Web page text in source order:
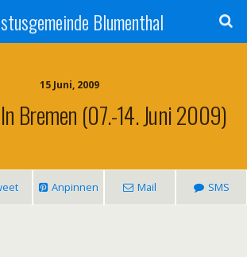
Blumenthal
15 Juni, 2009
Bremen (07.-14. Juni 2009)
Anpinnen Mail SMS